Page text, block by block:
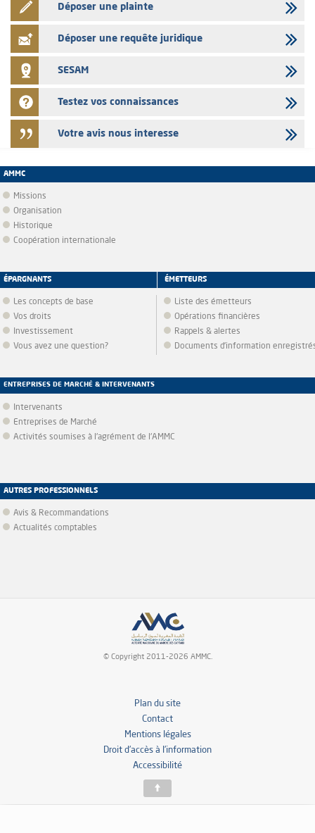
Déposer une plainte
Déposer une requête juridique
SESAM
Testez vos connaissances
Votre avis nous interesse
AMMC
Missions
Organisation
Historique
Coopération internationale
ÉPARGNANTS
Les concepts de base
Vos droits
Investissement
Vous avez une question?
ÉMETTEURS
Liste des émetteurs
Opérations financières
Rappels & alertes
Documents d’information
ENTREPRISES DE MARCHÉ & INTERVENANTS
Intervenants
Entreprises de Marché
Activités soumises à l'agrément de l'AMMC
AUTRES PROFESSIONNELS
Avis & Recommandations
Actualités comptables
© Copyright 2011-2026 AMMC.
Plan du site
Contact
Mentions légales
Droit d’accès à l’information
Accessibilité